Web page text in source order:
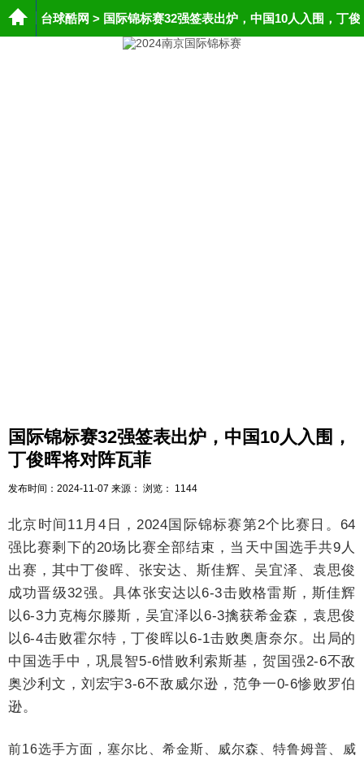
台球酷网 > 国际锦标赛32强签表出炉，中国10人入围，丁
国际锦标赛32强签表出炉，中国10人入围，
丁俊晖将对阵瓦菲
发布时间： 2024-11-07 来源： 浏览： 1144
北京时间11月4日，2024国际锦标赛第2个比赛日。64
强比赛剩下的20场比赛全部结束，当天中国选手共9人
出赛，其中丁俊晖、张安达、斯佳辉、吴宜泽、袁思俊
成功晋级32强。具体张安达以6-3击败格雷斯，斯佳辉
以6-3力克梅尔滕斯，吴宜泽以6-3擒获希金森，袁思俊
以6-4击败霍尔特，丁俊晖以6-1击败奥唐奈尔。出局的
中国选手中，巩晨智5-6惜败利索斯基，贺国强2-6不敌
奥沙利文，刘宏宇3-6不敌威尔逊，范争一0-6惨败罗伯
逊。
前16选手方面，塞尔比、希金斯、威尔森、特鲁姆普、威